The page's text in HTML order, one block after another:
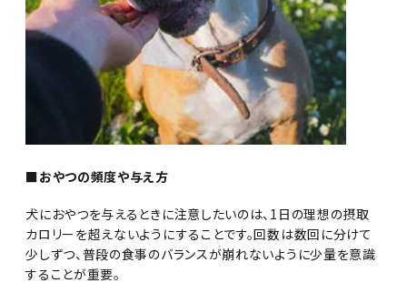
■おやつの頻度や与え方
犬におやつを与えるときに注意したいのは、1日の理想の摂取
カロリーを超えないようにすることです。回数は数回に分けて
少しずつ、普段の食事のバランスが崩れないように少量を意識
することが重要。